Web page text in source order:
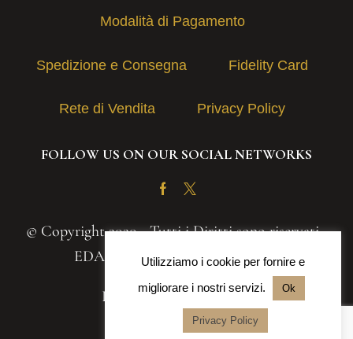
Modalità di Pagamento
Spedizione e Consegna Fidelity Card
Rete di Vendita Privacy Policy
FOLLOW US ON OUR SOCIAL NETWORKS
Facebook
Twitter
© Copyright 2020 - Tutti i Diritti sono riservati -
EDAS S.A.S. | P.IVA 03131030839
Powered byIteranea srl
Utilizziamo i cookie per fornire e
migliorare i nostri servizi.
Ok
Privacy Policy